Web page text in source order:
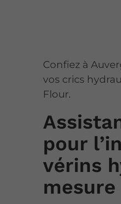
Confiez à
vos crics
Flour.
pour
vérins